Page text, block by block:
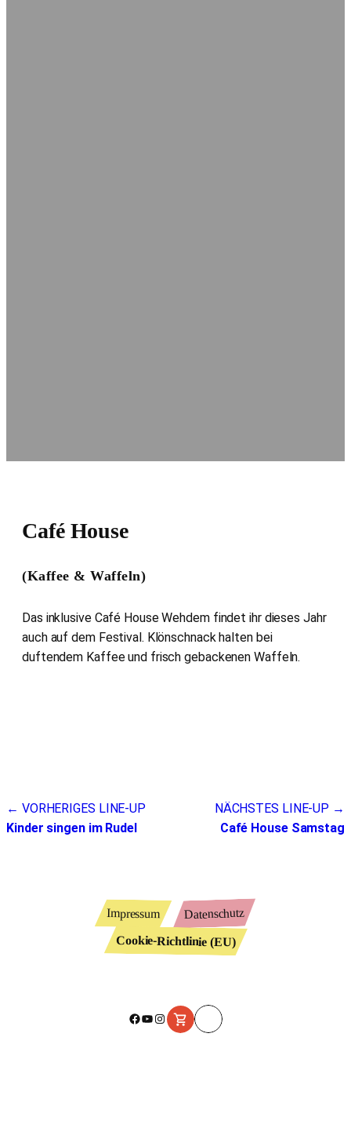
Café House
(Kaffee & Waffeln)
Das inklusive Café House Wehdem findet ihr dieses Jahr
auch auf dem Festival. Klönschnack halten bei
duftendem Kaffee und frisch gebackenen Waffeln.
Beitragsnavigation
← VORHERIGES LINE-UP
Kinder singen im Rudel
NÄCHSTES LINE-UP →
Café House Samstag
Impressum Datenschutz
Cookie-Richtlinie (EU)
Facebook
YouTube
Instagram